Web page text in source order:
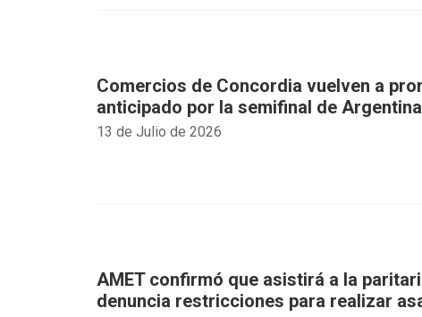
13 de Julio de 2026
Comercios de Concordia vuelven a
anticipado por la semifinal de Argentina
AMET confirmó que asistirá a la
denuncia restricciones para realizar